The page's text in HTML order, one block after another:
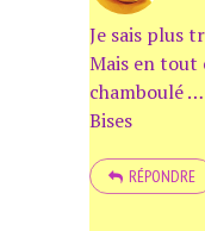
Je sais plus
Mais en tout
chamboulé …
Bises
RÉPONDRE